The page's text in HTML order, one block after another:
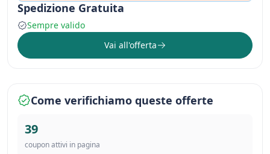
Spedizione Gratuita
Sempre valido
Vai all'offerta
Come verifichiamo queste offerte
39
coupon attivi in pagina